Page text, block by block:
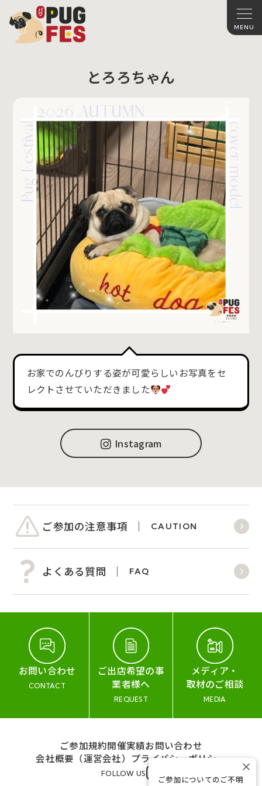
とろろちゃん
お家でのんびりする姿が可愛らしいお写真をセ
レクトさせていただきました
Instagram
ご参加の注意事項 CAUTION
よくある質問 FAQ
お問い合わせ
CONTACT
ご出店希望の事
業者様へ
REQUEST
メディア・
取材のご相談
MEDIA
ご参加規約開催実績お問い合わせ
会社概要（運営会社） プライバシーポリシー
FOLLOW US
ご参加についてのご不明
×